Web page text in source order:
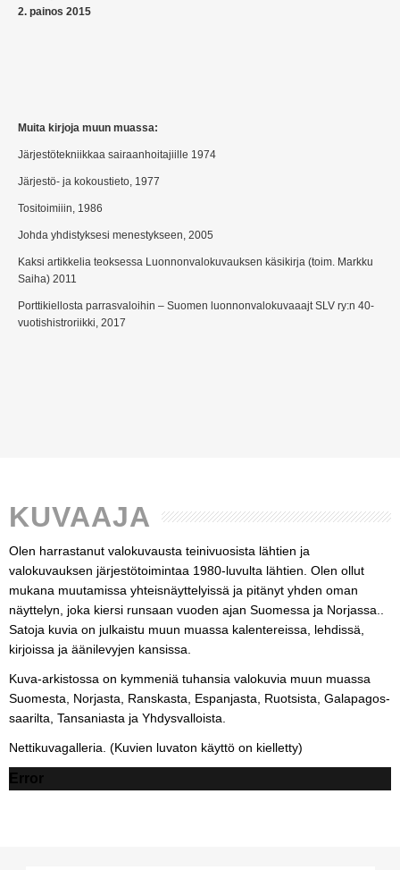
2. painos 2015
Muita kirjoja muun muassa:
Järjestötekniikkaa sairaanhoitajiille 1974
Järjestö- ja kokoustieto, 1977
Tositoimiiin, 1986
Johda yhdistyksesi menestykseen, 2005
Kaksi artikkelia teoksessa Luonnonvalokuvauksen käsikirja (toim. Markku
Saiha) 2011
Porttikiellosta parrasvaloihin – Suomen luonnonvalokuvaaajt SLV ry:n 40-
vuotishistroriikki, 2017
KUVAAJA
Olen harrastanut valokuvausta teinivuosista lähtien ja
valokuvauksen järjestötoimintaa 1980-luvulta lähtien. Olen ollut
mukana muutamissa yhteisnäyttelyissä ja pitänyt yhden oman
näyttelyn, joka kiersi runsaan vuoden ajan Suomessa ja Norjassa..
Satoja kuvia on julkaistu muun muassa kalentereissa, lehdissä,
kirjoissa ja äänilevyjen kansissa.
Kuva-arkistossa on kymmeniä tuhansia valokuvia muun muassa
Suomesta, Norjasta, Ranskasta, Espanjasta, Ruotsista, Galapagos-
saarilta, Tansaniasta ja Yhdysvalloista.
Nettikuvagalleria. (Kuvien luvaton käyttö on kielletty)
Error